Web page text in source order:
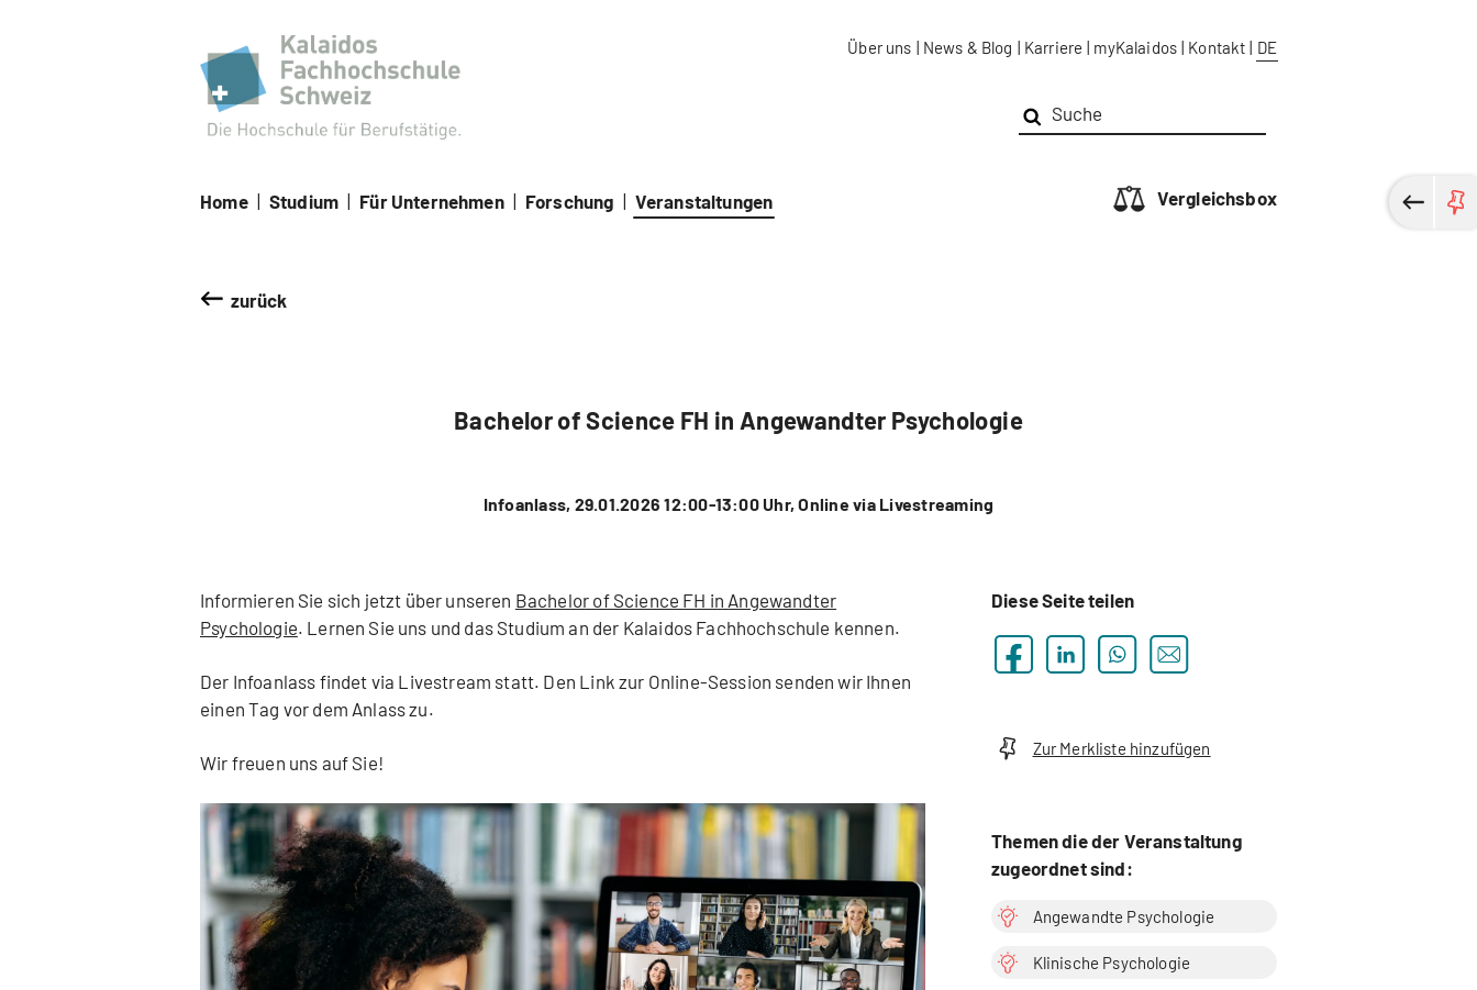
Über uns | News & Blog | Karriere | myKalaidos | Kontakt | DE
Home | Studium | Für Unternehmen | Forschung | Veranstaltungen Vergleichsbox
zurück
Bachelor of Science FH in Angewandter Psychologie
Infoanlass, 29.01.2026 12:00-13:00 Uhr, Online via Livestreaming
Informieren Sie sich jetzt über unseren Bachelor of Science FH in Angewandter
Psychologie. Lernen Sie uns und das Studium an der Kalaidos Fachhochschule kennen.
Der Infoanlass findet via Livestream statt. Den Link zur Online-Session senden wir Ihnen
einen Tag vor dem Anlass zu.
Wir freuen uns auf Sie!
Diese Seite teilen
Zur Merkliste hinzufügen
Themen die der Veranstaltung
zugeordnet sind:
Angewandte Psychologie
Klinische Psychologie